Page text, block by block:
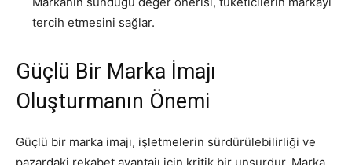
tercih etmesini sağlar.
Güçlü Bir Marka İmajı
Oluşturmanın Önemi
Güçlü bir marka imajı, işletmelerin sürdürülebilirliği ve
pazardaki rekabet avantajı için kritik bir unsurdur. Marka